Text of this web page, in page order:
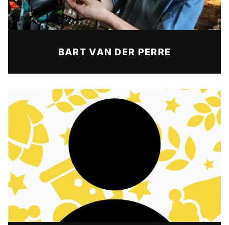
BART VAN DER PERRE